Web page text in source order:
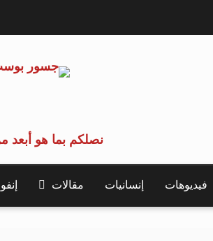
نصلكم بما هو أبعد
فيديوهات إنسانيات مقالات